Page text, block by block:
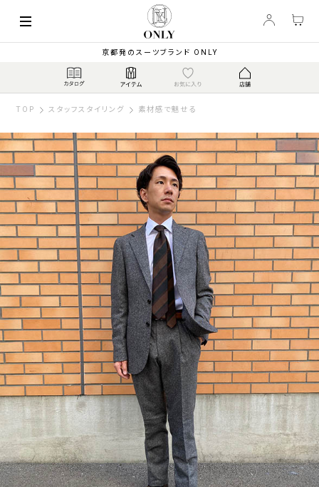
京都発のスーツブランド ONLY
TOP スタッフスタイリング 素材感で魅せる